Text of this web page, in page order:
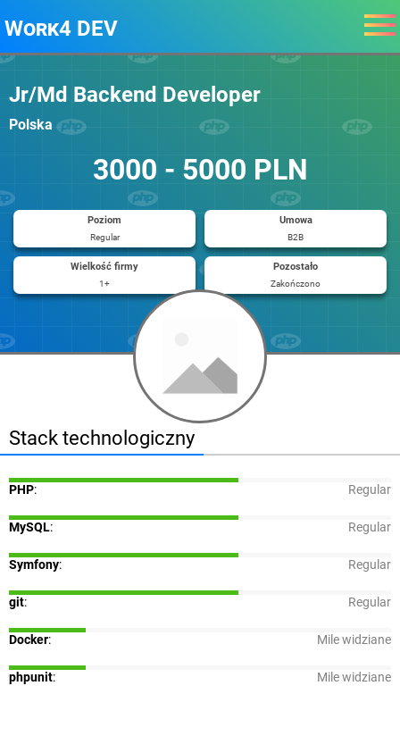
Work4 DEV
Jr/Md Backend Developer
Polska
3000 - 5000 PLN
Poziom
Regular
Umowa
B2B
Wielkość firmy
1+
Pozostało
Zakończono
Stack technologiczny
PHP: Regular
MySQL: Regular
Symfony: Regular
git: Regular
Docker: Mile widziane
phpunit: Mile widziane